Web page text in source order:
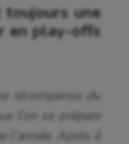
toujours une
en play-offs
récompense du
l’on se prépare
Après il